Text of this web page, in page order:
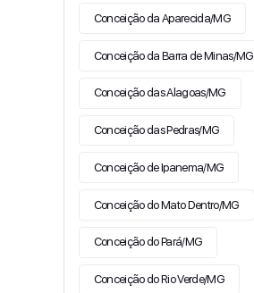
Conceição da Aparecida/MG
Conceição da Barra de Minas/MG
Conceição das Alagoas/MG
Conceição das Pedras/MG
Conceição de Ipanema/MG
Conceição do Mato Dentro/MG
Conceição do Pará/MG
Conceição do Rio Verde/MG